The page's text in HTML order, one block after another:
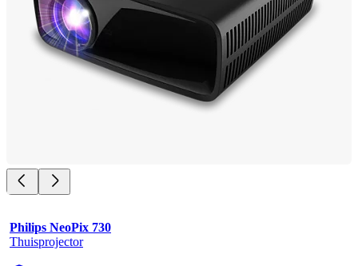
Philips NeoPix 730
Thuisprojector